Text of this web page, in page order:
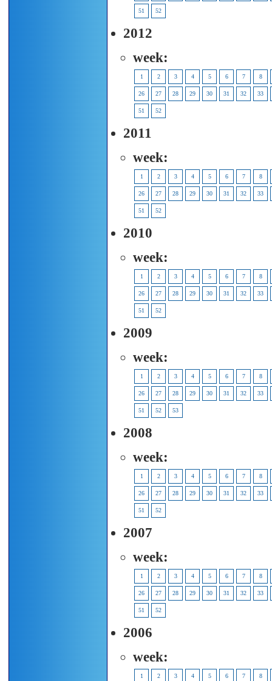
51 52
2012
week:
1 2 3 4 5 6 7 8
26 27 28 29 30 31 32 33
51 52
2011
week:
1 2 3 4 5 6 7 8
26 27 28 29 30 31 32 33
51 52
2010
week:
1 2 3 4 5 6 7 8
26 27 28 29 30 31 32 33
51 52
2009
week:
1 2 3 4 5 6 7 8
26 27 28 29 30 31 32 33
51 52 53
2008
week:
1 2 3 4 5 6 7 8
26 27 28 29 30 31 32 33
51 52
2007
week:
1 2 3 4 5 6 7 8
26 27 28 29 30 31 32 33
51 52
2006
week:
1 2 3 4 5 6 7 8